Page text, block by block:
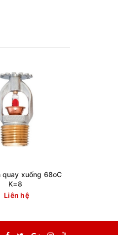
quay xuống 68oC
K=8
Liên hệ